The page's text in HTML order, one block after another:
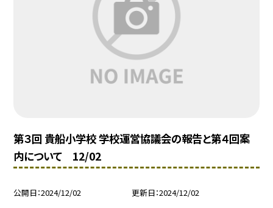
第３回 貴船小学校 学校運営協議会の報告と第４回案
内について 12/02
公開日 2024/12/02 更新日 2024/12/02